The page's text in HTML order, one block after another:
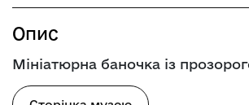
Опис
Мініатюрна баночка із